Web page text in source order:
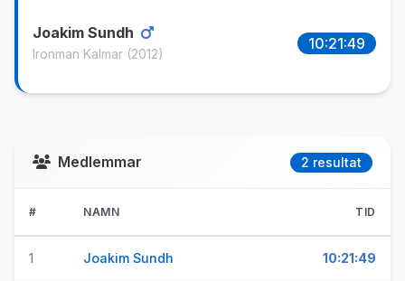
Joakim Sundh
Ironman Kalmar (2012)
10:21:49
Medlemmar 2 resultat
# NAMN TID
1 Joakim Sundh 10:21:49